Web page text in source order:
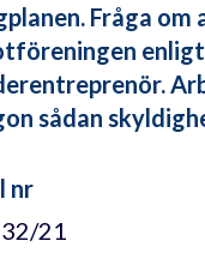
Fråga
sådan
nr
21